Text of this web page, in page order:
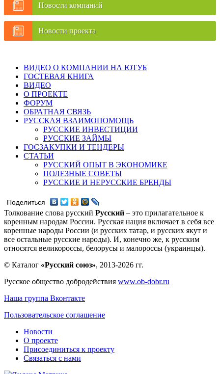
Новости компаний
Новости проекта
ВИДЕО О КОМПАНИИ НА ЮТУБ
ГОСТЕВАЯ КНИГА
ВИДЕО
О ПРОЕКТЕ
ФОРУМ
ОБРАТНАЯ СВЯЗЬ
РУССКАЯ ВЗАИМОПОМОЩЬ
РУССКИЕ ИНВЕСТИЦИИ
РУССКИЕ ЗАЙМЫ
ГОСЗАКУПКИ И ТЕНДЕРЫ
СТАТЬИ
РУССКИЙ ОПЫТ В ЭКОНОМИКЕ
ПОЛЕЗНЫЕ СОВЕТЫ
РУССКИЕ И НЕРУССКИЕ БРЕНДЫ
Поделиться
Толкование слова русский Русский – это прилагательное к
коренным народам России. Русская нация включает в себя все
коренные народы России (и русских татар, и русских якут и
все остальные русские народы). И, конечно же, к русским
относятся великороссы, белорусы и малороссы (украинцы).
© Каталог «Русский союз», 2013-2026 гг.
Русское общество добродействия www.ob-dobr.ru
Наша группа Вконтакте
Пользовательское соглашение
Новости
О проекте
Присоединиться к проекту
Связаться с нами